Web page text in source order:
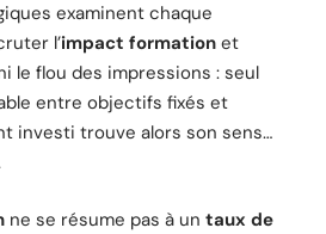
examinent chaque
l’impact formation et
le flou des impressions : seul
entre objectifs fixés et
investi trouve alors son sens…
ne se résume pas à un taux de